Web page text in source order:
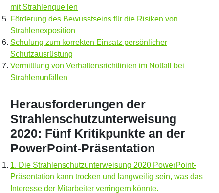
mit Strahlenquellen
Förderung des Bewusstseins für die Risiken von
Strahlenexposition
Schulung zum korrekten Einsatz persönlicher
Schutzausrüstung
Vermittlung von Verhaltensrichtlinien im Notfall bei
Strahlenunfällen
Herausforderungen der
Strahlenschutzunterweisung
2020: Fünf Kritikpunkte an der
PowerPoint-Präsentation
1. Die Strahlenschutzunterweisung 2020 PowerPoint-
Präsentation kann trocken und langweilig sein, was das
Interesse der Mitarbeiter verringern könnte.